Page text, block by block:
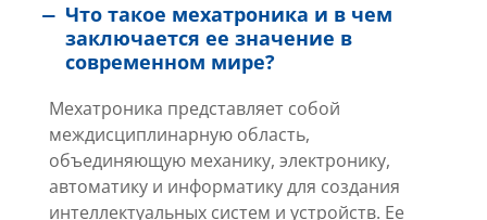
Что такое мехатроника и в чем
заключается ее значение в
современном мире?
Мехатроника представляет собой
междисциплинарную область,
объединяющую механику, электронику,
автоматику и информатику для создания
интеллектуальных систем и устройств. Ее